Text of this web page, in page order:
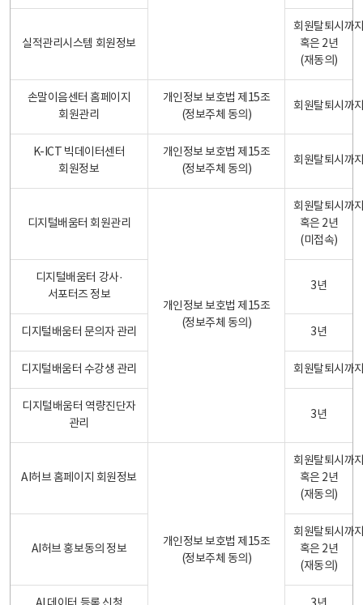
실적관리시스템 회원정보
회원탈퇴시까
혹은 2년
(재동의)
손말이음센터 홈페이지
회원관리
개인정보 보호법 제15조
(정보주체 동의)
회원탈퇴시까
K-ICT 빅데이터센터
회원정보
개인정보 보호법 제15조
(정보주체 동의)
회원탈퇴시까
디지털배움터 회원관리
개인정보 보호법 제15조
(정보주체 동의)
회원탈퇴시까
혹은 2년
(미접속)
디지털배움터 강사·
서포터즈 정보
3년
디지털배움터 문의자 관리 3년
디지털배움터 수강생 관리 회원탈퇴시까
디지털배움터 역량진단자
관리
3년
AI허브 홈페이지 회원정보
개인정보 보호법 제15조
(정보주체 동의)
회원탈퇴시까
혹은 2년
(재동의)
AI허브 홍보동의 정보
회원탈퇴시까
혹은 2년
(재동의)